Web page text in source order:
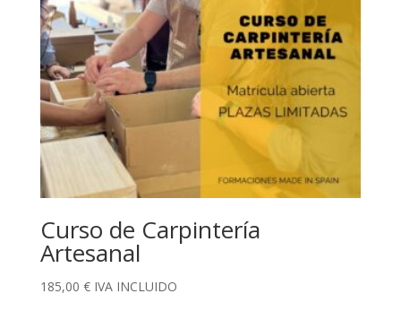
Curso de Carpintería
Artesanal
185,00 € IVA INCLUIDO